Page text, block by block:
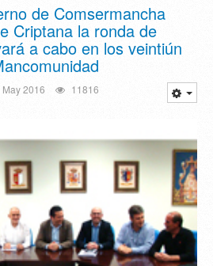
de Comsermancha
Criptana la ronda de
a cabo en los veintiún
May 2016 11816